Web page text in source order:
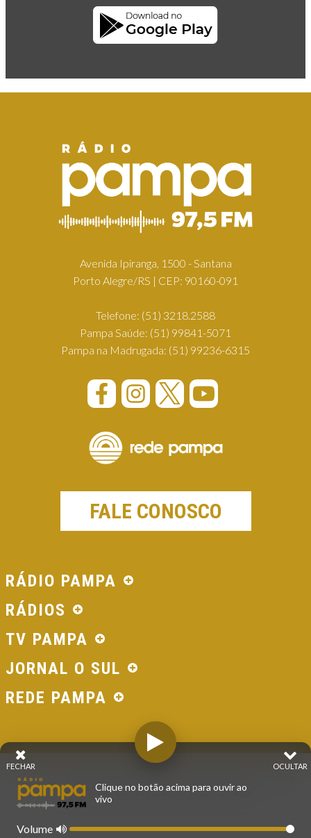
Avenida Ipiranga, 1500 - Santana
Porto Alegre/RS | CEP: 90160-091
Telefone: (51) 3218.2588
Pampa Saúde: (51) 99841-5071
Pampa na Madrugada: (51) 99236-6315
FALE CONOSCO
RÁDIO PAMPA
RÁDIOS
TV PAMPA
JORNAL O SUL
REDE PAMPA
© 2026 - Direitos Reservados - Rádio Pampa - Rede
Pampa de Comunicação | RS - Brasil.
OCULTAR
FECHAR
Clique no botão acima para ouvir ao
vivo
Volume